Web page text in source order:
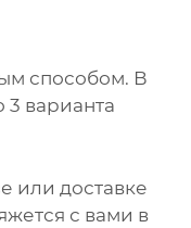
способом. В
3 варианта
или доставке
с вами в